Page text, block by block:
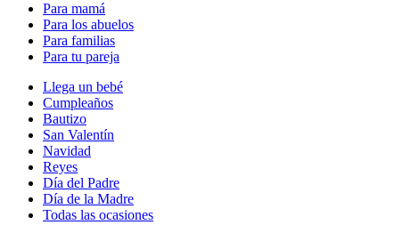
Para mamá
Para los abuelos
Para familias
Para tu pareja
Llega un bebé
Cumpleaños
Bautizo
San Valentín
Navidad
Reyes
Día del Padre
Día de la Madre
Todas las ocasiones